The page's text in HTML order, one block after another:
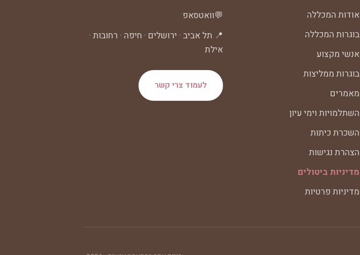
אודות המכללה
בוגרות המכללה
אנשי מקצוע
בוגרות ממליצות
מאמרים
השתלמויות וימי עיון
השכרת כיתות
הצהרת נגישות
מדיניות ביטולים
מדיניות פרטיות
💬וואטסאפ
📍 תל אביב · ירושלים · חיפה · רחובות ·
אילת
לעמוד צרי קשר